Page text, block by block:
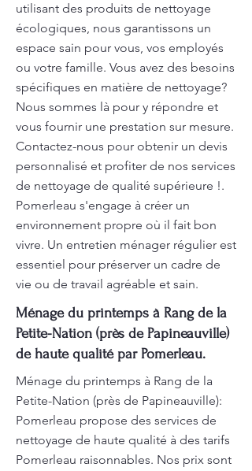
utilisant des produits de nettoyage
écologiques, nous garantissons un
espace sain pour vous, vos employés
ou votre famille. Vous avez des besoins
spécifiques en matière de nettoyage?
Nous sommes là pour y répondre et
vous fournir une prestation sur mesure.
Contactez-nous pour obtenir un devis
personnalisé et profiter de nos services
de nettoyage de qualité supérieure !.
Pomerleau s'engage à créer un
environnement propre où il fait bon
vivre. Un entretien ménager régulier est
essentiel pour préserver un cadre de
vie ou de travail agréable et sain.
Ménage du printemps à Rang de la
Petite-Nation (près de Papineauville)
de haute qualité par Pomerleau.
Ménage du printemps à Rang de la
Petite-Nation (près de Papineauville):
Pomerleau propose des services de
nettoyage de haute qualité à des tarifs
Pomerleau raisonnables. Nos prix sont